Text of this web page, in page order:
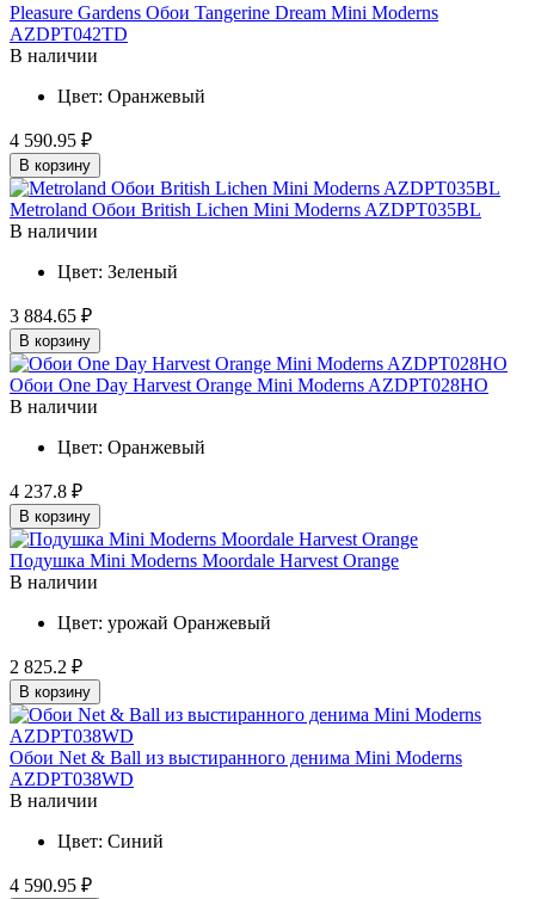
Pleasure Gardens Обои Tangerine Dream Mini Moderns
AZDPT042TD
В наличии
Цвет: Оранжевый
4 590.95 ₽
В корзину
Metroland Обои British Lichen Mini Moderns AZDPT035BL
В наличии
Цвет: Зеленый
3 884.65 ₽
В корзину
Обои One Day Harvest Orange Mini Moderns AZDPT028HO
В наличии
Цвет: Оранжевый
4 237.8 ₽
В корзину
Подушка Mini Moderns Moordale Harvest Orange
В наличии
Цвет: урожай Оранжевый
2 825.2 ₽
В корзину
Обои Net & Ball из выстиранного денима Mini Moderns
AZDPT038WD
В наличии
Цвет: Синий
4 590.95 ₽